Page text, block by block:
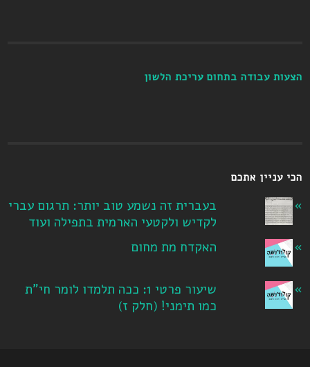
הצעות עבודה בתחום עריכת הלשון
הכי עניין אתכם
בעברית זה נשמע טוב יותר: תרגום עברי
לקדיש ולקטעי הארמית בתפילה ועוד
האקדח מת מחום
שיעור פרטי 1: ככה תלמדו לומר חי"ת
כמו תימני! ‏(חלק ז‏)